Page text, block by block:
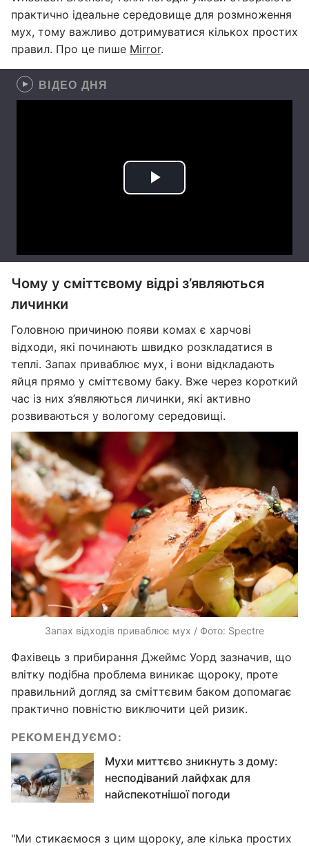
практично ідеальне середовище для розмноження
мух, тому важливо дотримуватися кількох простих
правил. Про це пише Mirror.
ВІДЕО ДНЯ
Чому у сміттєвому відрі з’являються
личинки
Головною причиною появи комах є харчові
відходи, які починають швидко розкладатися в
теплі. Запах приваблює мух, і вони відкладають
яйця прямо у сміттєвому баку. Вже через короткий
час із них з’являються личинки, які активно
розвиваються у вологому середовищі.
Запах відходів приваблює мух / Фото: Spectre
Фахівець з прибирання Джеймс Уорд зазначив, що
влітку подібна проблема виникає щороку, проте
правильний догляд за сміттєвим баком допомагає
практично повністю виключити цей ризик.
РЕКОМЕНДУЄМО:
Мухи миттєво зникнуть з дому:
несподіваний лайфхак для
найспекотнішої погоди
"Ми стикаємося з цим щороку, але кілька простих